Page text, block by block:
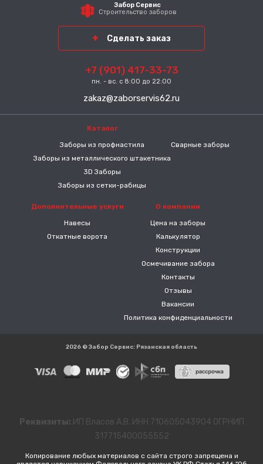
Забор Сервис
Строительство заборов
Сделать заказ
+7 (901) 417-33-73
пн. - вс. с 8:00 до 22:00
zakaz@zaborservis62.ru
Каталог
Заборы из профнастила
Заборы из металлического штакетника
3D Заборы
Заборы из сетки-рабицы
Сварные заборы
Дополнительные услуги
Навесы
Откатные ворота
О компании
Цена на заборы
Калькулятор
Конструкции
Осмечивание забора
Контакты
Отзывы
Вакансии
Политика конфиденциальности
2026 © Забор Сервис: Рязанская область
Реквизиты: ИП Власов А.В. ИНН 710605043904 ОГРНИП
317715400055552
Копирование любых материалов с сайта строго запрещена и